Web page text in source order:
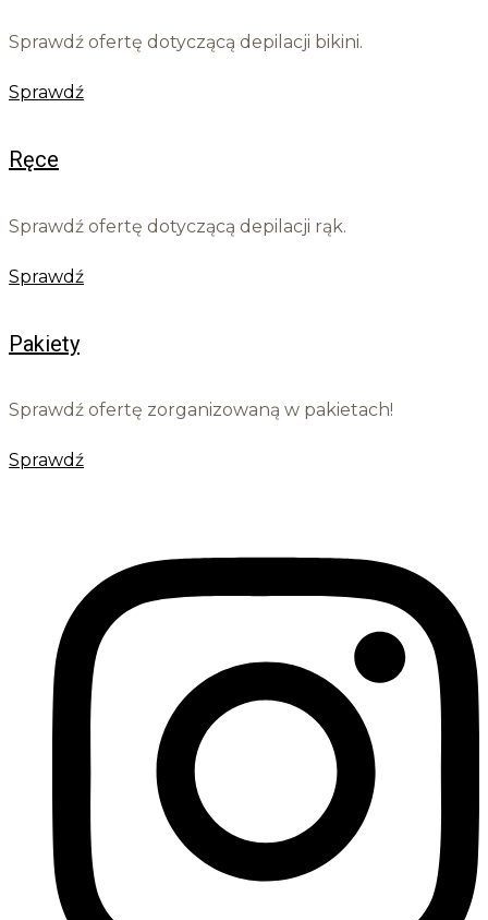
Sprawdź ofertę dotyczącą depilacji bikini.
Sprawdź
Ręce
Sprawdź ofertę dotyczącą depilacji rąk.
Sprawdź
Pakiety
Sprawdź ofertę zorganizowaną w pakietach!
Sprawdź